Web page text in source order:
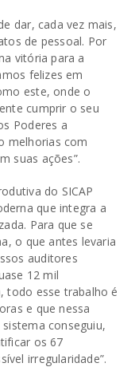
dar, cada vez mais,
de pessoal. Por
vitória para a
felizes em
este, onde o
cumprir o seu
Poderes a
melhorias com
suas ações”.
do SICAP
que integra a
Para que se
o que antes levaria
auditores
12 mil
todo esse trabalho é
e que nessa
conseguiu,
os 67
irregularidade”.